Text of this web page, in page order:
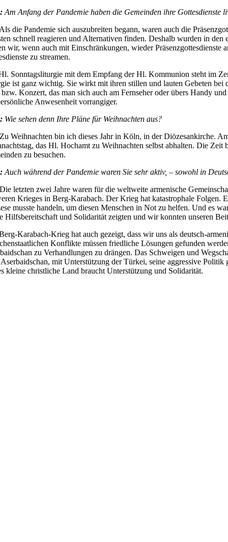
Am Anfang der Pandemie haben die Gemeinden ihre Gottesdienste
die Pandemie sich auszubreiten begann, waren auch die
schnell reagieren und Alternativen finden. Deshalb wurden in
wir, wenn auch mit Einschränkungen, wieder
zu streamen.
Sonntagsliturgie mit dem Empfang der Hl. Kommunion steht im
ist ganz wichtig. Sie wirkt mit ihren stillen und lauten Gebeten
Konzert, das man sich auch am Fernseher oder übers Handy
Anwesenheit vorrangiger.
Wie sehen denn Ihre Pläne für Weihnachten aus?
Weihnachten bin ich dieses Jahr in Köln, in der Diözesankirche.
das Hl. Hochamt zu Weihnachten selbst abhalten. Die
zu besuchen.
Auch während der Pandemie waren Sie sehr aktiv, – sowohl in
letzten zwei Jahre waren für die weltweite armenische
Krieges in Berg-Karabach. Der Krieg hat katastrophale Folgen.
musste handeln, um diesen Menschen in Not zu helfen. Und es
Hilfsbereitschaft und Solidarität zeigten und wir konnten unseren
Karabach-Krieg hat auch gezeigt, dass wir uns als deutsch-
Konflikte müssen friedliche Lösungen gefunden
zu Verhandlungen zu drängen. Das Schweigen und
Aserbaidschan, mit Unterstützung der Türkei, seine aggressive
kleine christliche Land braucht Unterstützung und Solidarität.